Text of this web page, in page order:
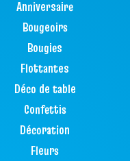
Anniversaire
Bougeoirs
Bougies
Flottantes
Déco de table
Confettis
Décoration
Fleurs